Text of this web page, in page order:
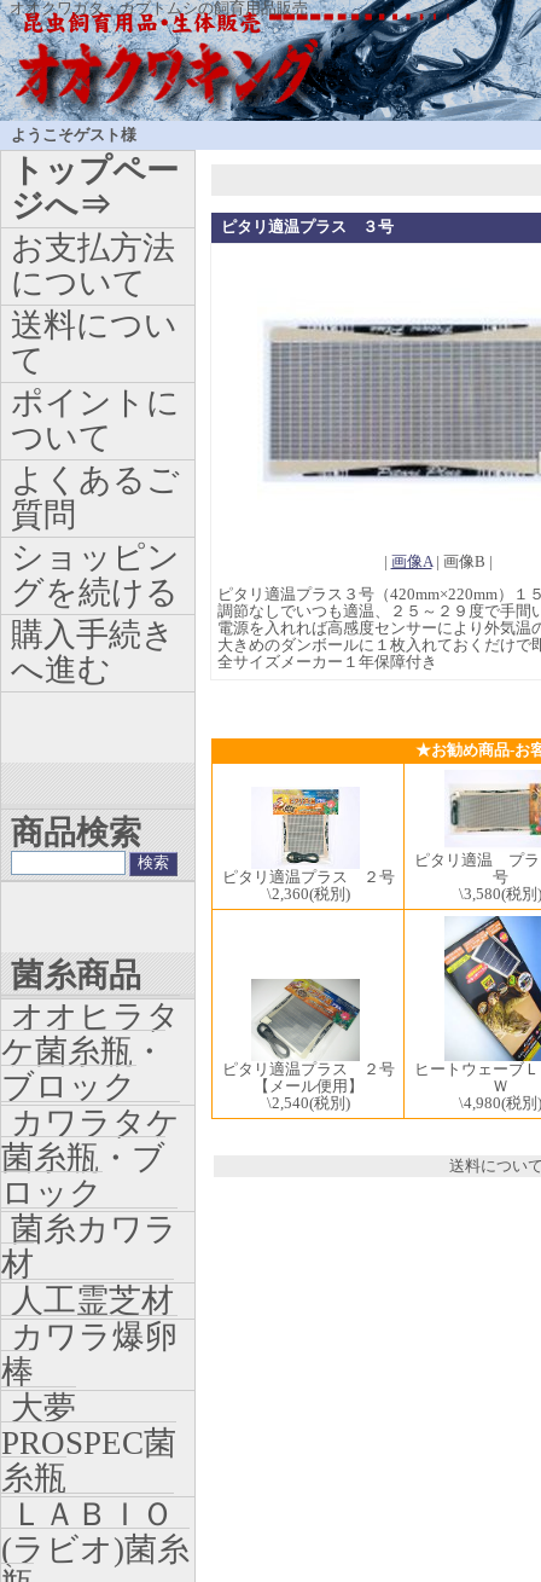
オオクワガタ・カブトムシの飼育用品販売
ようこそゲスト様
ピタリ適温プラス ３号
| 画像A| 画像B |
ピタリ適温プラス３号（420mm×220mm）１
調節なしでいつも適温、２５～２９度で手間
電源を入れれば高感度センサーにより外気
大きめのダンボールに１枚入れておくだけで
全サイズメーカー１年保障付き
★お勧め商品-お
ピタリ適温プラス ２号
\2,360(税別)
ピタリ適温 プ
号
\3,580(税別)
ピタリ適温プラス ２号
【メール便用】
\2,540(税別)
ヒートウェーブ
Ｗ
\4,980(税別)
送料につい
トップペー
ジへ⇒
お支払方法
について
送料につい
て
ポイントに
ついて
よくあるご
質問
ショッピン
グを続ける
購入手続き
へ進む
商品検索
菌糸商品
オオヒラタ
ケ菌糸瓶・
ブロック
カワラタケ
菌糸瓶・ブ
ロック
菌糸カワラ
材
人工霊芝材
カワラ爆卵
棒
大夢
PROSPEC菌
糸瓶
ＬＡＢＩＯ
(ラビオ)菌糸